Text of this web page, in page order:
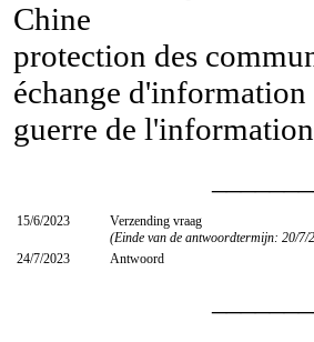
Chine
protection des
échange d'information
guerre de l'information
15/6/2023
Verzending vraag
(Einde van de antwoordtermijn: 20/7/
24/7/2023
Antwoord